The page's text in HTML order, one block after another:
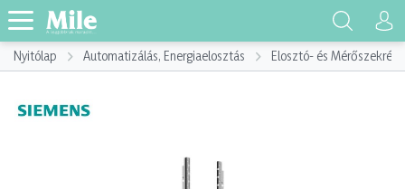
Nyitólap Automatizálás, Energiaelosztás Elosztó- és Mérőszekrény